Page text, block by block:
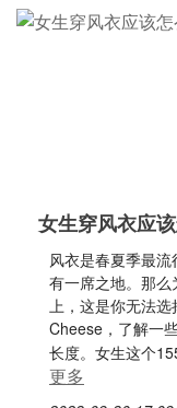
女生穿风衣应
风衣是春夏季最
有一席之地。那
上，这是你无法
Cheese，了解一
长度。女生这个
更多